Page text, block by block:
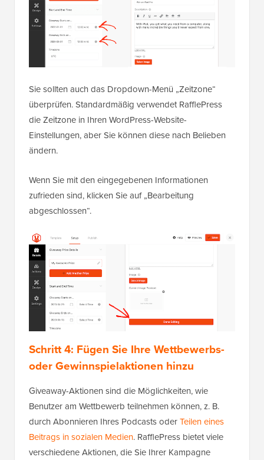
Sie sollten auch das Dropdown-Menü „Zeitzone“
überprüfen. Standardmäßig verwendet RafflePress
die Zeitzone in Ihren WordPress-Website-
Einstellungen, aber Sie können diese nach Belieben
ändern.
Wenn Sie mit den eingegebenen Informationen
zufrieden sind, klicken Sie auf „Bearbeitung
abgeschlossen“.
Schritt 4: Fügen Sie Ihre Wettbewerbs-
oder Gewinnspielaktionen hinzu
Giveaway-Aktionen sind die Möglichkeiten, wie
Benutzer am Wettbewerb teilnehmen können, z. B.
durch Abonnieren Ihres Podcasts oderTeilen eines
Beitrags in sozialen Medien. RafflePress bietet viele
verschiedene Aktionen, die Sie Ihrer Kampagne